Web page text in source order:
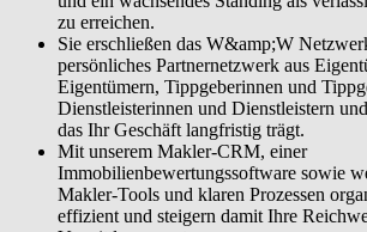
zu erreichen.
Sie erschließen das W&amp;W
persönliches Partnernetzwerk aus
Eigentümern, Tippgeberinnen und
Dienstleisterinnen und Dienstleistern
das Ihr Geschäft langfristig trägt.
Mit unserem Makler-CRM, einer
Immobilienbewertungssoftware sowie
Makler-Tools und klaren Prozessen
effizient und steigern damit Ihre